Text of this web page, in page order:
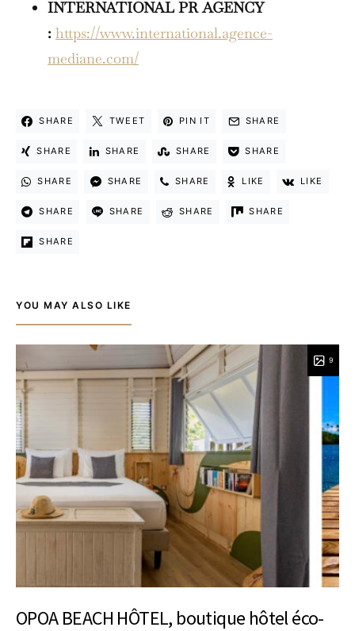
INTERNATIONAL PR AGENCY
: https://www.international.agence-
mediane.com/
SHARE TWEET PIN IT SHARE
SHARE SHARE SHARE SHARE
SHARE SHARE SHARE LIKE LIKE
SHARE SHARE SHARE SHARE
SHARE
YOU MAY ALSO LIKE
9
OPOA BEACH HÔTEL, boutique hôtel éco-